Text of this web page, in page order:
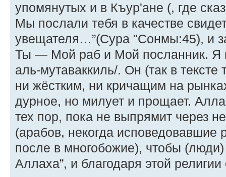
упомянутых и в Къур'ане (, где
Мы послали тебя в качестве
увещателя…”(Cура "Сонмы:45), и
Ты — Мой раб и Мой посланник. Я
аль-мутаваккиль/. Он (так в
ни жёстким, ни кричащим на
дурное, но милует и прощает.
тех пор, пока не выпрямит через
(арабов, некогда
после в многобожие), чтобы (люди)
Аллаха”, и благодаря этой религии